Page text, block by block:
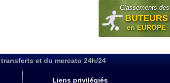
Classements des
BUTEURS
en EUROPE
et du mercato 24h/24
Liens privilégiés